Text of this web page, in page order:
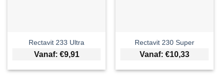
Rectavit 233 Ultra
Vanaf: €9,91
Rectavit 230 Super
Vanaf: €10,33